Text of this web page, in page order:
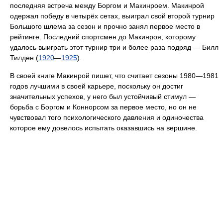
последняя встреча между Боргом и Макинроем. Макинрой
одержал победу в четырёх сетах, выиграл свой второй турнир
Большого шлема за сезон и прочно занял первое место в
рейтинге. Последний спортсмен до Макинроя, которому
удалось выиграть этот турнир три и более раза подряд — Билл
Тилден (1920—1925).
В своей книге Макинрой пишет, что считает сезоны 1980—1981
годов лучшими в своей карьере, поскольку он достиг
значительных успехов, у него был устойчивый стимул —
борьба с Боргом и Коннорсом за первое место, но он не
чувствовал того психологического давления и одиночества
которое ему довелось испытать оказавшись на вершине.